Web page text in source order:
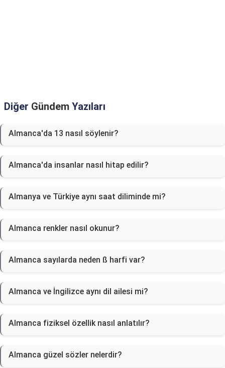
Diğer Gündem Yazıları
Almanca'da 13 nasıl söylenir?
Almanca'da insanlar nasıl hitap edilir?
Almanya ve Türkiye aynı saat diliminde mi?
Almanca renkler nasıl okunur?
Almanca sayılarda neden ß harfi var?
Almanca ve İngilizce aynı dil ailesi mi?
Almanca fiziksel özellik nasıl anlatılır?
Almanca güzel sözler nelerdir?